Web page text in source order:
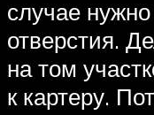
случае
отверстия.
на том
к картеру.